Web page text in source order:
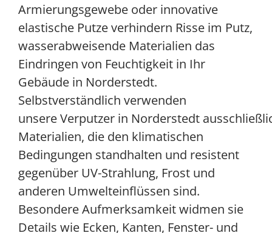
Armierungsgewebe oder innovative
elastische Putze verhindern Risse im Putz,
wasserabweisende Materialien das
Eindringen von Feuchtigkeit in Ihr
Gebäude in Norderstedt.
Selbstverständlich verwenden
unsere Verputzer in Norderstedt
Materialien, die den klimatischen
Bedingungen standhalten und resistent
gegenüber UV-Strahlung, Frost und
anderen Umwelteinflüssen sind.
Besondere Aufmerksamkeit widmen sie
Details wie Ecken, Kanten, Fenster- und